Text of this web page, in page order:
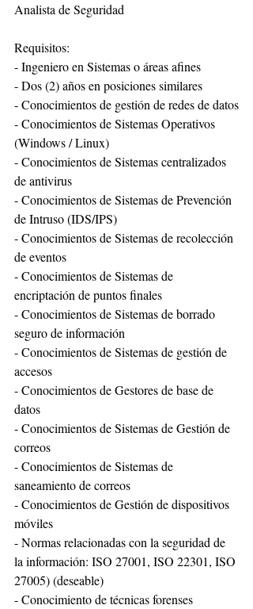
Analista de Seguridad
Requisitos:
- Ingeniero en Sistemas o áreas afines
- Dos (2) años en posiciones similares
- Conocimientos de gestión de redes de datos
- Conocimientos de Sistemas Operativos
(Windows / Linux)
- Conocimientos de Sistemas centralizados
de antivirus
- Conocimientos de Sistemas de Prevención
de Intruso (IDS/IPS)
- Conocimientos de Sistemas de recolección
de eventos
- Conocimientos de Sistemas de
encriptación de puntos finales
- Conocimientos de Sistemas de borrado
seguro de información
- Conocimientos de Sistemas de gestión de
accesos
- Conocimientos de Gestores de base de
datos
- Conocimientos de Sistemas de Gestión de
correos
- Conocimientos de Sistemas de
saneamiento de correos
- Conocimientos de Gestión de dispositivos
móviles
- Normas relacionadas con la seguridad de
la información: ISO 27001, ISO 22301, ISO
27005) (deseable)
- Conocimiento de técnicas forenses